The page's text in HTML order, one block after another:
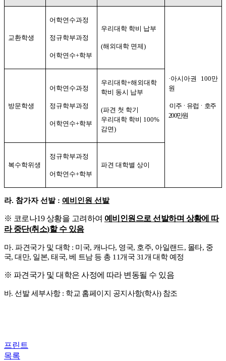
교환학생
어학연수과정
정규학부과정
어학연수+학부
우리대학 학비 납부
(해외대학 면제)
·아시아권 100만
원
·미주ㆍ유럽ㆍ호주
200만원
방문학생
어학연수과정
정규학부과정
어학연수+학부
우리대학+해외대학
학비 동시 납부
(파견 첫 학기
우리대학 학비 100%
감면)
복수학위생
정규학부과정
어학연수+학부
파견 대학별 상이
라. 참가자 선발 : 예비인원 선발
※ 코로나19상황을 고려하여 예비인원으로 선발하며 상황에 따
라 중단(취소)할 수 있음
마. 파견국가 및 대학 : 미국, 캐나다, 영국, 호주, 아일랜드, 몰타, 중
국,대만, 일본,태국,베 트남 등 총 11개국 31 개 대학 예정
※ 파견국가 및 대학은 사정에 따라 변동될 수 있음
바.선발 세부사항 : 학교 홈페이지 공지사항(학사) 참조
프린트
목록